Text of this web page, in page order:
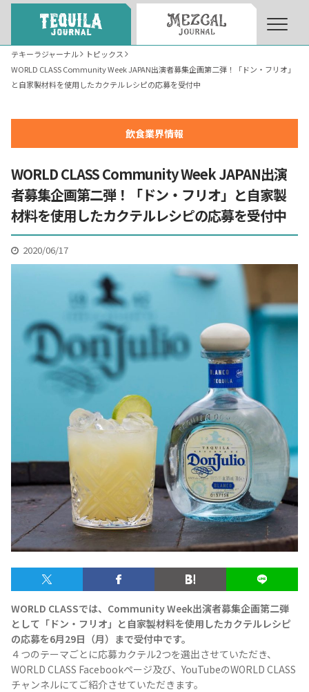
About About Tequila Journal
テキーラとは
テキーラのつくり方 How to Make Tequila
テキーラの飲み方 How to Drink Tequila
テキーラマップ Tequila Map
メキシコ料理 Cuisines of Mexico
メキシコ旅行 Travel of Mexico
メキシコの記念日 Events of Mexico
トピックス一覧 イベント一覧
お問合せ
Contact
バー＆レストラン
Bar & Restaurant
テキーラジャーナル
トピックス
WORLD CLASS Community Week JAPAN出演者募集企画第二弾！「ドン・フリオ」
と自家製材料を使用したカクテルレシピの応募を受付中
飲食業界情報
WORLD CLASS Community Week JAPAN出演
者募集企画第二弾！「ドン・フリオ」と自家製
材料を使用したカクテルレシピの応募を受付中
2020/06/17
WORLD CLASSでは、Community Week出演者募集企画第二弾
として「ドン・フリオ」と自家製材料を使用したカクテルレシピ
の応募を6月29日（月）まで受付中です。
４つのテーマごとに応募カクテル2つを選出させていただき、
WORLD CLASS Facebookページ及び、YouTubeのWORLD CLASS
チャンネルにてご紹介させていただきます。